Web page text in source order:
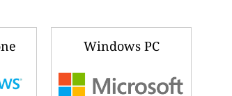
Windows PC